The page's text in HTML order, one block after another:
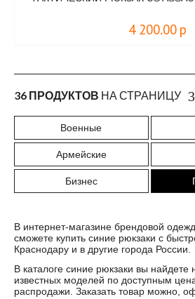
4 200.00 р
36 ПРОДУКТОВ НА СТРАНИЦУ
Военные
Армейские
Бизнес
В интернет-магазине брендовой
сможете купить синие рюкзаки с
Краснодару и в другие города России.
В каталоге синие рюкзаки вы найдете
известных моделей по доступным
распродажи. Заказать товар можно,